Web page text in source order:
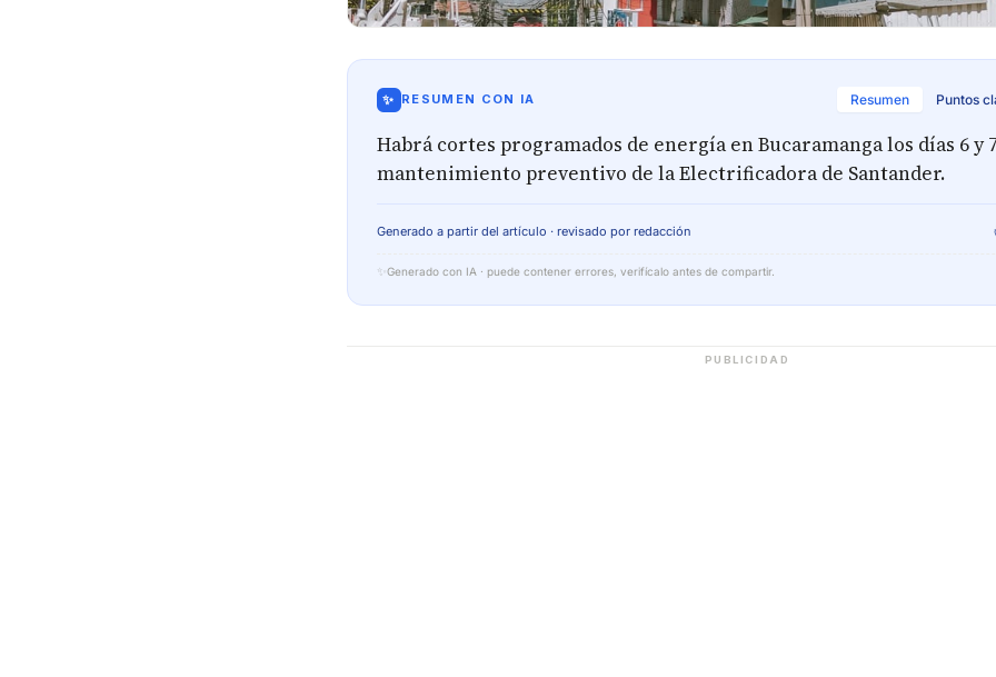
✨ RESUMEN CON IA Resumen Puntos
Habrá cortes programados de energía en Bucaramanga los días 6 y
mantenimiento preventivo de la Electrificadora de Santander.
Generado a partir del artículo · revisado por redacción
✨ Generado con IA · puede contener errores, verifícalo antes de compartir.
PUBLICIDAD